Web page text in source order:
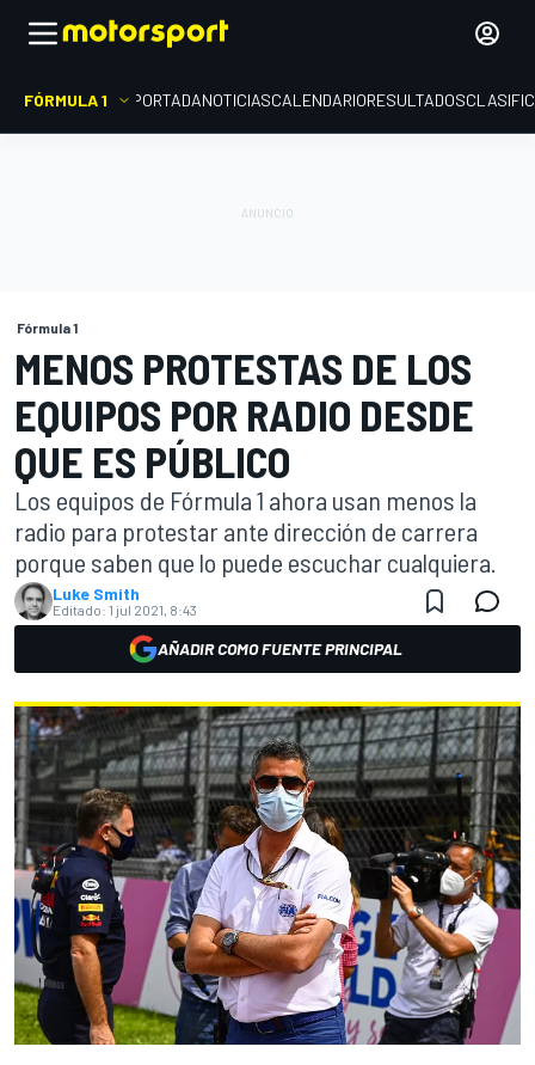
FÓRMULA 1 PORTADANOTICIASCALENDARIORESULTADOS
Fórmula 1
MENOS PROTESTAS DE LOS
EQUIPOS POR RADIO DESDE
QUE ES PÚBLICO
Los equipos de Fórmula 1 ahora usan menos la
radio para protestar ante dirección de carrera
porque saben que lo puede escuchar cualquiera.
Luke Smith
Editado: 1 jul 2021, 8:43
AÑADIR COMO FUENTE PRINCIPAL